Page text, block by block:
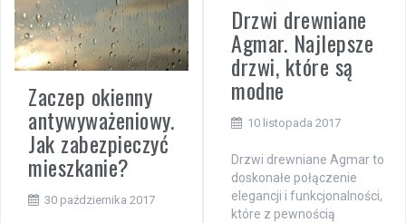
Drzwi drewniane
Agmar. Najlepsze
drzwi, które są
modne
10 listopada 2017
Drzwi drewniane Agmar to
doskonałe połączenie
elegancji i funkcjonalności,
które z pewnością
Zaczep okienny
antywyważeniowy.
Jak zabezpieczyć
mieszkanie?
30 października 2017